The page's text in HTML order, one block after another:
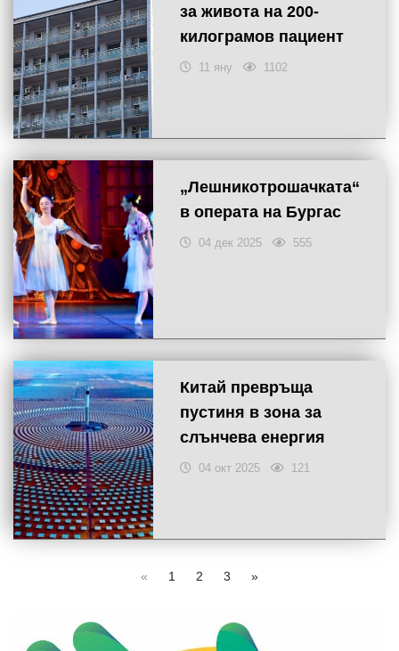
за живота на 200-
килограмов пациент
11 яну 1102
„Лешникотрошачката“
в операта на Бургас
04 дек 2025 555
Китай превръща
пустиня в зона за
слънчева енергия
04 окт 2025 121
« 1 2 3 »